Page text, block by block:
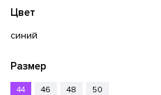
Цвет
синий
Размер
44 46 48 50